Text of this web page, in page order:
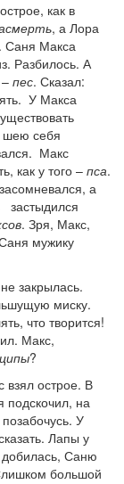
как в
, а Лора
Саня Макса
Разбилось. А
пес. Сказал:
У Макса
себя
Макс
как у того – пса.
а
застыдился
. Зря, Макс,
мужику
закрылась.
миску.
что творится!
Макс,
?
острое. В
подскочил, на
У
Лапы у
добилась, Саню
большой